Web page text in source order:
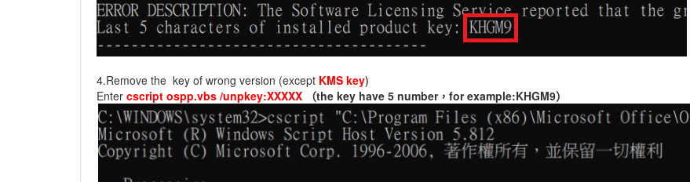
4.Remove the key of wrong version (except KMS key)
Enter cscript ospp.vbs /unpkey:XXXXX （the key have 5 number，for example:KHGM9）